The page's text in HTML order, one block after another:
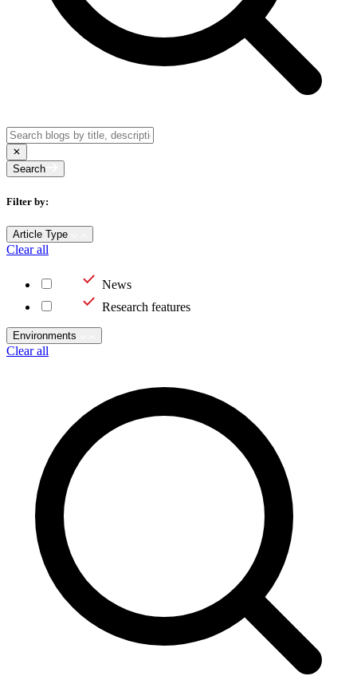
Search
Filter by:
Article Type
Clear all
News
Research features
Environments
Clear all